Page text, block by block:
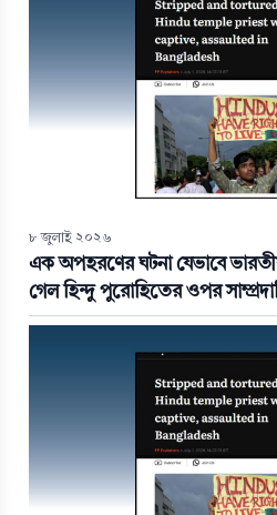
৮ জুলাই ২০২৬
এক অপহরণের ঘটনা যেভাবে
গেল হিন্দু পুরোহিতের ওপর